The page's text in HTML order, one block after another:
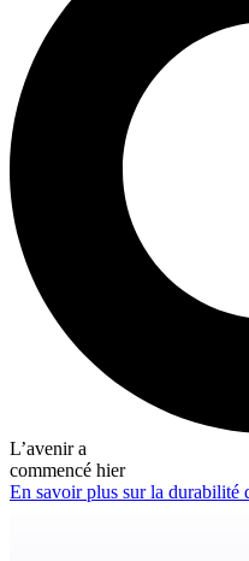
L’avenir a
commencé hier
En savoir plus sur la